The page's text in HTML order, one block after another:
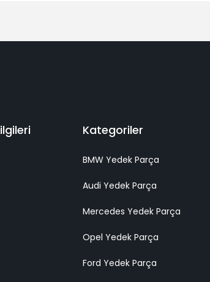
Kategoriler
BMW Yedek Parça
Audi Yedek Parça
Mercedes Yedek Parça
Opel Yedek Parça
Ford Yedek Parça